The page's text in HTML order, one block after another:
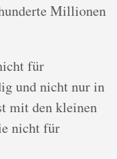
Millionen
für
und nicht nur in
mit den kleinen
nicht für